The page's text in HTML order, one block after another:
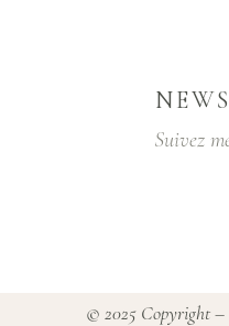
Suivez
© 2025 Copyright –